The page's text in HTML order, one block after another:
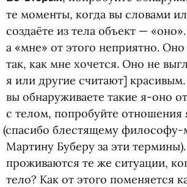
те моменты, когда вы словами
создаёте из тела объект —
а «мне» от этого неприятно. Оно
так, как мне хочется. Оно не
я или другие считают]
вы обнаруживаете такие я-оно
с телом, попробуйте
(спасибо блестящему философу-
Мартину Буберу за эти
проживаются те же ситуации,
тело? Как от этого поменяется